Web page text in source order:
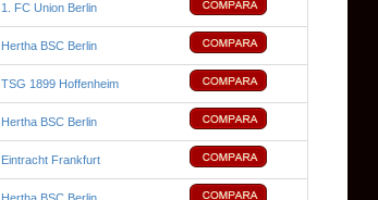
1. FC Union Berlin
Hertha BSC Berlin
TSG 1899 Hoffenheim
Hertha BSC Berlin
Eintracht Frankfurt